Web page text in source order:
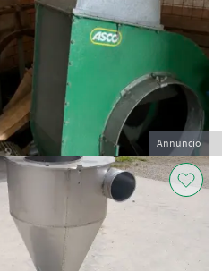
Annuncio